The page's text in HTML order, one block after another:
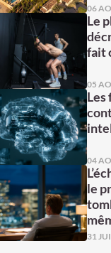
06
Le
fait
05
Les
04
le
31